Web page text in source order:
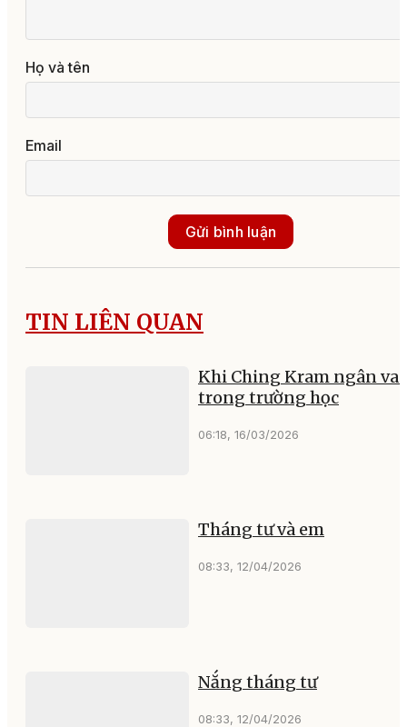
Họ và tên
Email
Gửi bình luận
TIN LIÊN QUAN
Khi Ching Kram ngân
trong trường học
06:18, 16/03/2026
Tháng tư và em
08:33, 12/04/2026
Nắng tháng tư
08:33, 12/04/2026